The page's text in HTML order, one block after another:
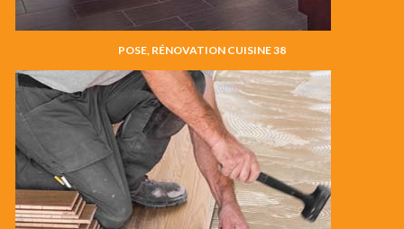
POSE, RÉNOVATION CUISINE 38